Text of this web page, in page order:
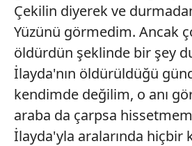
Çekilin diyerek ve
Yüzünü görmedim. Ancak
öldürdün şeklinde bir şey
İlayda'nın öldürüldüğü
kendimde değilim, o anı
araba da çarpsa
İlayda'yla aralarında hiçbir